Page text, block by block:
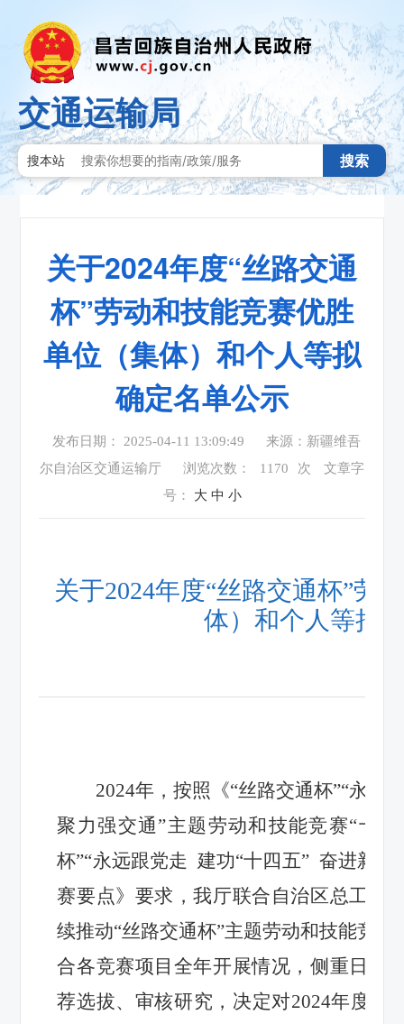
交通运输局
搜本站 搜索
关于2024年度“丝路交通
杯”劳动和技能竞赛优胜
单位（集体）和个人等拟
确定名单公示
发布日期： 2025-04-11 13:09:49
来源：新疆维吾
尔自治区交通运输厅
浏览次数： 1170 次
文章字
号： 大 中 小
关于2024年度“丝路交通杯”劳
体）和个人等拟
2024年，按照《“丝路交通杯”“永远
聚力强交通”主题劳动和技能竞赛“十
杯”“永远跟党走 建功“十四五”奋进新征
赛要点》要求，我厅联合自治区总工会
续推动“丝路交通杯”主题劳动和技能竞赛
合各竞赛项目全年开展情况，侧重日常
荐选拔、审核研究， 决定对2024年度“